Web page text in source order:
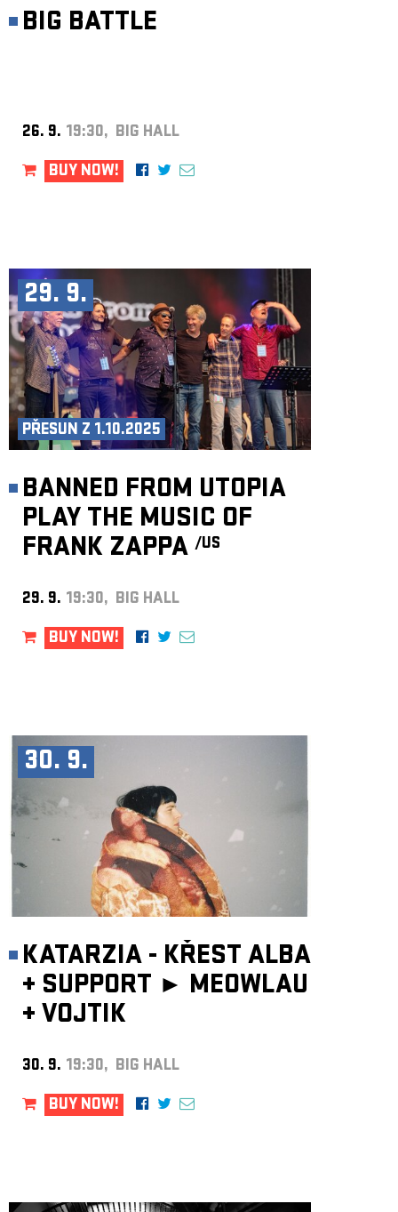
BIG BATTLE
26. 9. 19:30, BIG HALL
BUY NOW!
29. 9.
PŘESUN Z 1.10.2025
BANNED FROM UTOPIA
PLAY THE MUSIC OF
FRANK ZAPPA /US
29. 9. 19:30, BIG HALL
BUY NOW!
30. 9.
KATARZIA - KŘEST ALBA
+ SUPPORT ► MEOWLAU
+ VOJTIK
30. 9. 19:30, BIG HALL
BUY NOW!